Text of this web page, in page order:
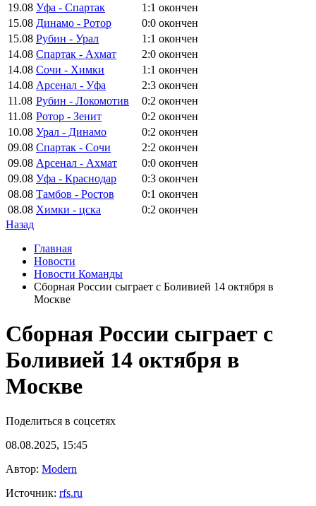
19.08 Уфа - Спартак 1:1 окончен
15.08 Динамо - Ротор 0:0 окончен
15.08 Рубин - Урал 1:1 окончен
14.08 Спартак - Ахмат 2:0 окончен
14.08 Сочи - Химки 1:1 окончен
14.08 Арсенал - Уфа 2:3 окончен
11.08 Рубин - Локомотив 0:2 окончен
11.08 Ротор - Зенит 0:2 окончен
10.08 Урал - Динамо 0:2 окончен
09.08 Спартак - Сочи 2:2 окончен
09.08 Арсенал - Ахмат 0:0 окончен
09.08 Уфа - Краснодар 0:3 окончен
08.08 Тамбов - Ростов 0:1 окончен
08.08 Химки - цска 0:2 окончен
Назад
Главная
Новости
Новости Команды
Сборная России сыграет с Боливией 14 октября в
Москве
Сборная России сыграет с
Боливией 14 октября в
Москве
Поделиться в соцсетях
08.08.2025, 15:45
Автор: Modern
Источник: rfs.ru